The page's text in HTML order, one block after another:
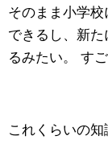
そのまま小学
できるし、新
るみたい。 す
これくらいの